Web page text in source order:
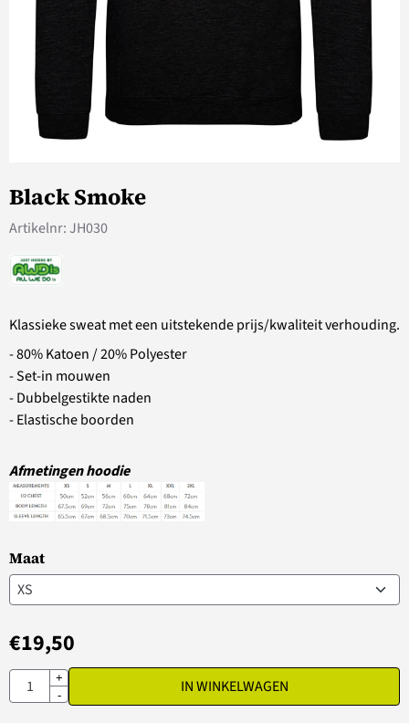
Black Smoke
Artikelnr:JH030
Klassieke sweat met een uitstekende prijs/kwaliteit verhouding.
- 80% Katoen / 20% Polyester
- Set-in mouwen
- Dubbelgestikte naden
- Elastische boorden
Afmetingen hoodie
Maat
€19,50
Aantal
+
-
IN WINKELWAGEN